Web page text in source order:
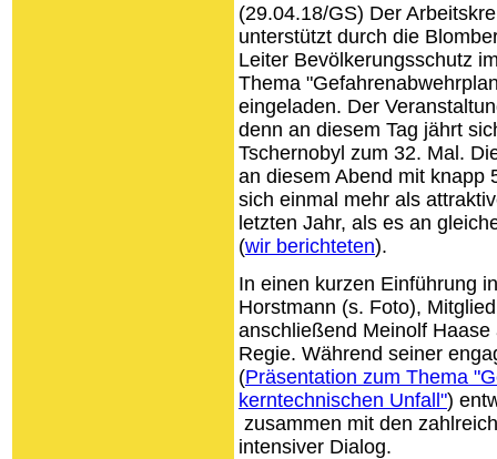
(29.04.18/GS) Der
unterstützt durch die
Leiter Bevölkerungsschutz
Thema
eingeladen. Der
denn an diesem Tag jährt
Tschernobyl zum 32. Mal.
an diesem Abend mit knapp
sich einmal mehr als
letzten Jahr, als es an
(wir berichteten).
In einen kurzen Einführung
Horstmann (s. Foto),
anschließend Meinolf
Regie. Während seiner
(Präsentation zum Thema
kerntechnischen Unfall")
zusammen mit den
intensiver Dialog.